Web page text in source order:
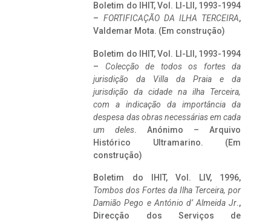
Boletim do IHIT, Vol. LI-LII, 1993-1994
– FORTIFICAÇÃO DA ILHA TERCEIRA,
Valdemar Mota. (Em construção)
Boletim do IHIT, Vol. LI-LII, 1993-1994
– Colecção de todos os fortes da
jurisdição da Villa da Praia e da
jurisdição da cidade na ilha Terceira,
com a indicação da importância da
despesa das obras necessárias em cada
um deles. Anónimo – Arquivo
Histórico Ultramarino. (Em
construção)
Boletim do IHIT, Vol. LIV, 1996,
Tombos dos Fortes da Ilha Terceira, por
Damião Pego e António d’ Almeida Jr.,
Direcção dos Serviços de